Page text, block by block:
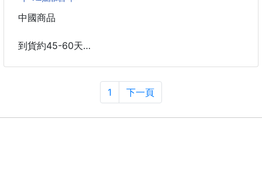
才真正意識到，孩子每天接觸光線的時間，其實遠遠超
眼睛每天都在陪著他探索世界，也因為如此，更要從日
常生活好好培養護眼習慣🛡️
中國商品
到貨約45-60天
【尺寸】：9 × 2 cm
【重量】：66g
1 下一頁